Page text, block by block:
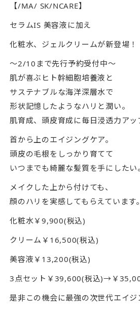
【/MA/ SK/NCARE】
セラムIS 美容液に加え
化粧水、ジェルクリームが新登場！
〜2/10まで先行予約受付中〜
肌が喜ぶヒト幹細胞培養液と
サステナブルな海洋深層水で
形状記憶したようなハリと潤い。
肌育成、頭皮育成に毎日浸透力アッ
首から上のエイジングケア。
頭皮の毛根をしっかり育てて
いつまでも綺麗な髪質を手にしたい。
メイクした上から付けても、
顔のハリを実感してもらえています。
化粧水￥9,900(税込)
クリーム￥16,500(税込)
美容液￥13,200(税込)
3点セット￥39,600(税込)→￥
是非この機会に最強の次世代エイジ